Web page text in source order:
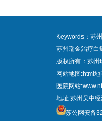
Keywords：苏
苏州瑞金治疗白
版权所有：苏
网站地图:html地
医院网站
地址:苏州吴中
苏公网安备